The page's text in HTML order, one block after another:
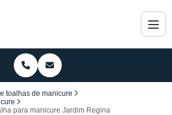
toalhas de manicure
para manicure Jardim Regina